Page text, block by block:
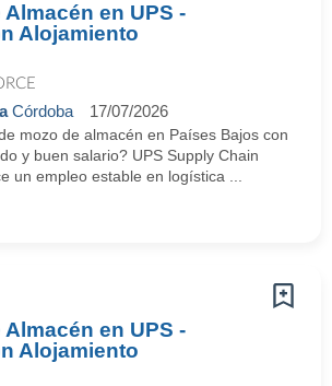
en UPS -
Alojamiento
Córdoba 17/07/2026
mozo de almacén en Países Bajos con
y buen salario? UPS Supply Chain
un empleo estable en logística ...
en UPS -
Alojamiento